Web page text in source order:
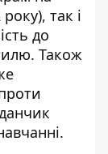
так і
до
Також